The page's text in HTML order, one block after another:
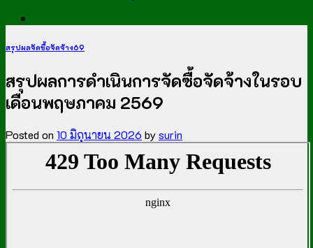
สรุปผลจัดซื้อจัดจ้าง69
สรุปผลการดำเนินการจัดซื้อจัดจ้างในรอบ
เดือนพฤษภาคม 2569
Posted on 10 มิถุนายน 2026 bysurin